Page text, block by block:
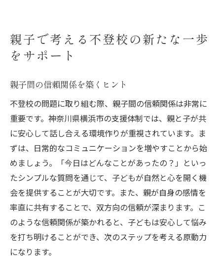
親子で考える不登校の新たな一歩
をサポート
親子間の信頼関係を築くヒント
不登校の問題に取り組む際、親子間の信頼関係は非常に
重要です。神奈川県横浜市の支援体制では、親と子が共
に安心して話し合える環境作りが重視されています。ま
ずは、日常的なコミュニケーションを増やすことから始
めましょう。「今日はどんなことがあったの？」といっ
たシンプルな質問を通じて、子どもが自然と心を開く機
会を提供することが大切です。また、親が自身の感情を
率直に共有することで、双方向の信頼が深まります。こ
のような信頼関係が築かれると、子どもは安心して悩み
を打ち明けることができ、次のステップを考える原動力
になります。